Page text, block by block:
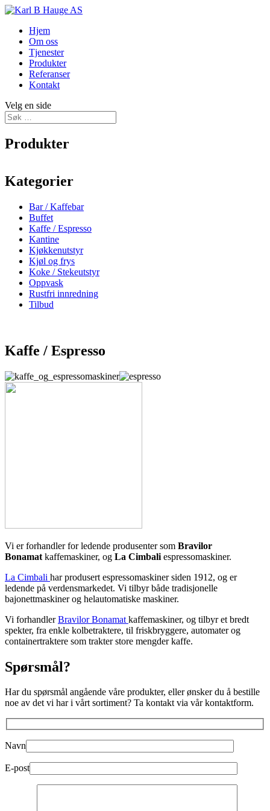
Hjem
Om oss
Tjenester
Produkter
Referanser
Kontakt
Velg en side
Produkter
Kategorier
Bar / Kaffebar
Buffet
Kaffe / Espresso
Kantine
Kjøkkenutstyr
Kjøl og frys
Koke / Stekeutstyr
Oppvask
Rustfri innredning
Tilbud
Kaffe / Espresso
Vi er forhandler for ledende produsenter som Bravilor
Bonamat kaffemaskiner, og La Cimbali espressomaskiner.
La Cimbali har produsert espressomaskiner siden 1912, og er
ledende på verdensmarkedet. Vi tilbyr både tradisjonelle
bajonettmaskiner og helautomatiske maskiner.
Vi forhandlerBravilor Bonamat kaffemaskiner, og tilbyr et bredt
spekter, fra enkle kolbetraktere, til friskbryggere, automater og
containertraktere som trakter store mengder kaffe.
Spørsmål?
Har du spørsmål angående våre produkter, eller ønsker du å bestille
noe av det vi har i vårt sortiment? Ta kontakt via vår kontaktform.
Navn
E-post